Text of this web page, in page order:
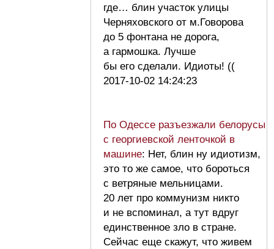
где… блин участок улицы
Черняховского от м.Говорова
до 5 фонтана не дорога,
а гармошка. Лучше
бы его сделали. Идиоты! ((
2017-10-02 14:24:23
По Одессе разъезжали белорусы
с георгиевской ленточкой в
машине: Нет, блин ну идиотизм,
это то же самое, что бороться
с ветряные мельницами.
20 лет про коммунизм никто
и не вспоминал, а тут вдруг
единственное зло в стране.
Сейчас еще скажут, что живем